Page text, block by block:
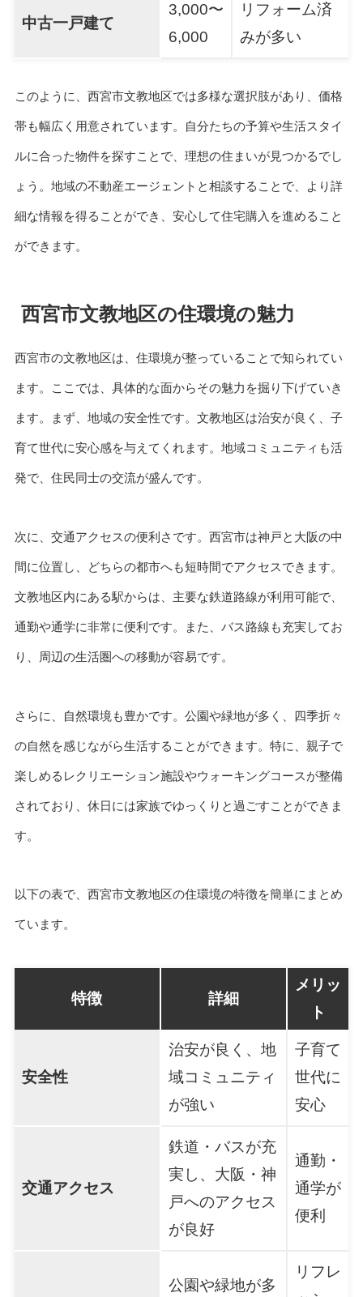
中古一戸建て
3,000〜
6,000
リフォーム済
みが多い
このように、西宮市文教地区では多様な選択肢があり、価格
帯も幅広く用意されています。自分たちの予算や生活スタイ
ルに合った物件を探すことで、理想の住まいが見つかるでし
ょう。地域の不動産エージェントと相談することで、より詳
細な情報を得ることができ、安心して住宅購入を進めること
ができます。
西宮市文教地区の住環境の魅力
西宮市の文教地区は、住環境が整っていることで知られてい
ます。ここでは、具体的な面からその魅力を掘り下げていき
ます。まず、地域の安全性です。文教地区は治安が良く、子
育て世代に安心感を与えてくれます。地域コミュニティも活
発で、住民同士の交流が盛んです。
次に、交通アクセスの便利さです。西宮市は神戸と大阪の中
間に位置し、どちらの都市へも短時間でアクセスできます。
文教地区内にある駅からは、主要な鉄道路線が利用可能で、
通勤や通学に非常に便利です。また、バス路線も充実してお
り、周辺の生活圏への移動が容易です。
さらに、自然環境も豊かです。公園や緑地が多く、四季折々
の自然を感じながら生活することができます。特に、親子で
楽しめるレクリエーション施設やウォーキングコースが整備
されており、休日には家族でゆっくりと過ごすことができま
す。
以下の表で、西宮市文教地区の住環境の特徴を簡単にまとめ
ています。
特徴 詳細
メリッ
ト
安全性
治安が良く、地
域コミュニティ
が強い
子育て
世代に
安心
交通アクセス
鉄道・バスが充
実し、大阪・神
戸へのアクセス
が良好
通勤・
通学が
便利
公園や緑地が多
リフレ